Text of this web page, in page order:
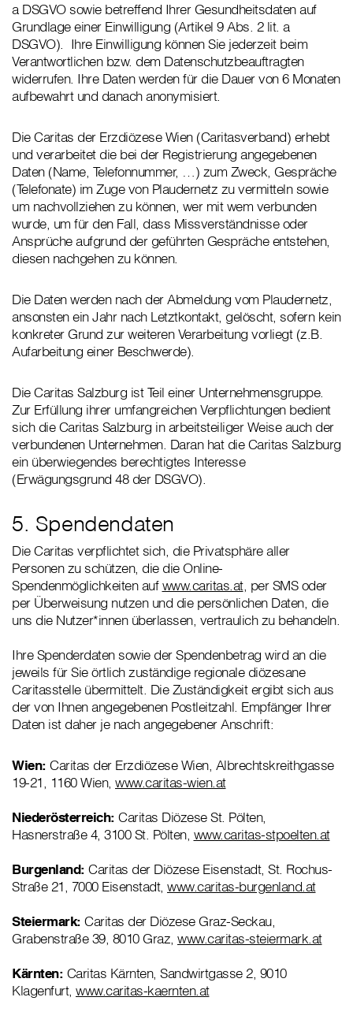
a DSGVO sowie betreffend Ihrer Gesundheitsdaten auf
Grundlage einer Einwilligung (Artikel 9 Abs. 2 lit. a
DSGVO). Ihre Einwilligung können Sie jederzeit beim
Verantwortlichen bzw. dem Datenschutzbeauftragten
widerrufen. Ihre Daten werden für die Dauer von 6 Monaten
aufbewahrt und danach anonymisiert.
Die Caritas der Erzdiözese Wien (Caritasverband) erhebt
und verarbeitet die bei der Registrierung angegebenen
Daten (Name, Telefonnummer, …) zum Zweck, Gespräche
(Telefonate) im Zuge von Plaudernetz zu vermitteln sowie
um nachvollziehen zu können, wer mit wem verbunden
wurde, um für den Fall, dass Missverständnisse oder
Ansprüche aufgrund der geführten Gespräche entstehen,
diesen nachgehen zu können.
Die Daten werden nach der Abmeldung vom Plaudernetz,
ansonsten ein Jahr nach Letztkontakt, gelöscht, sofern kein
konkreter Grund zur weiteren Verarbeitung vorliegt (z.B.
Aufarbeitung einer Beschwerde).
Die Caritas Salzburg ist Teil einer Unternehmensgruppe.
Zur Erfüllung ihrer umfangreichen Verpflichtungen bedient
sich die Caritas Salzburg in arbeitsteiliger Weise auch der
verbundenen Unternehmen. Daran hat die Caritas Salzburg
ein überwiegendes berechtigtes Interesse
(Erwägungsgrund 48 der DSGVO).
5. Spendendaten
Die Caritas verpflichtet sich, die Privatsphäre aller
Personen zu schützen, die die Online-
Spendenmöglichkeiten aufwww.caritas.at, per SMS oder
per Überweisung nutzen und die persönlichen Daten, die
uns die Nutzer*innen überlassen, vertraulich zu behandeln.
Ihre Spenderdaten sowie der Spendenbetrag wird an die
jeweils für Sie örtlich zuständige regionale diözesane
Caritasstelle übermittelt. Die Zuständigkeit ergibt sich aus
der von Ihnen angegebenen Postleitzahl. Empfänger Ihrer
Daten ist daher je nach angegebener Anschrift:
Wien: Caritas der Erzdiözese Wien, Albrechtskreithgasse
19-21, 1160 Wien, www.caritas-wien.at
Niederösterreich: Caritas Diözese St. Pölten,
Hasnerstraße 4, 3100 St. Pölten, www.caritas-stpoelten.at
Burgenland: Caritas der Diözese Eisenstadt, St. Rochus-
Straße 21, 7000 Eisenstadt, www.caritas-burgenland.at
Steiermark: Caritas der Diözese Graz-Seckau,
Grabenstraße 39, 8010 Graz, www.caritas-steiermark.at
Kärnten: Caritas Kärnten, Sandwirtgasse 2, 9010
Klagenfurt, www.caritas-kaernten.at